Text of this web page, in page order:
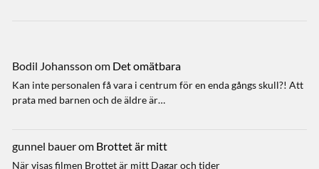
Bodil Johansson om Det omätbara
Kan inte personalen få vara i centrum för en enda gångs skull?! Att
prata med barnen och de äldre är…
gunnel bauerom Brottet är mitt
När visas filmen Brottet är mitt Dagar och tider